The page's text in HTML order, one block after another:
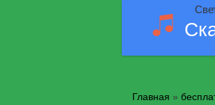
Главная »